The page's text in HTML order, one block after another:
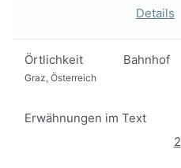
Details
Örtlichkeit Bahnhof
Graz, Österreich
Erwähnungen im Text
2